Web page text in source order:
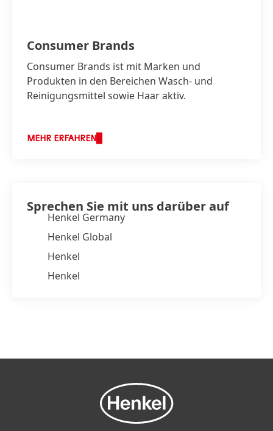
Consumer Brands
Consumer Brands ist mit Marken und
Produkten in den Bereichen Wasch- und
Reinigungsmittel sowie Haar aktiv.
MEHR ERFAHREN
Sprechen Sie mit uns darüber auf
Henkel Germany
Henkel Global
Henkel
Henkel